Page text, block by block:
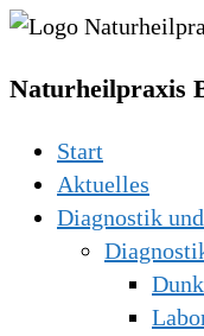
Naturheilpraxis
Start
Aktuelles
Diagnostik